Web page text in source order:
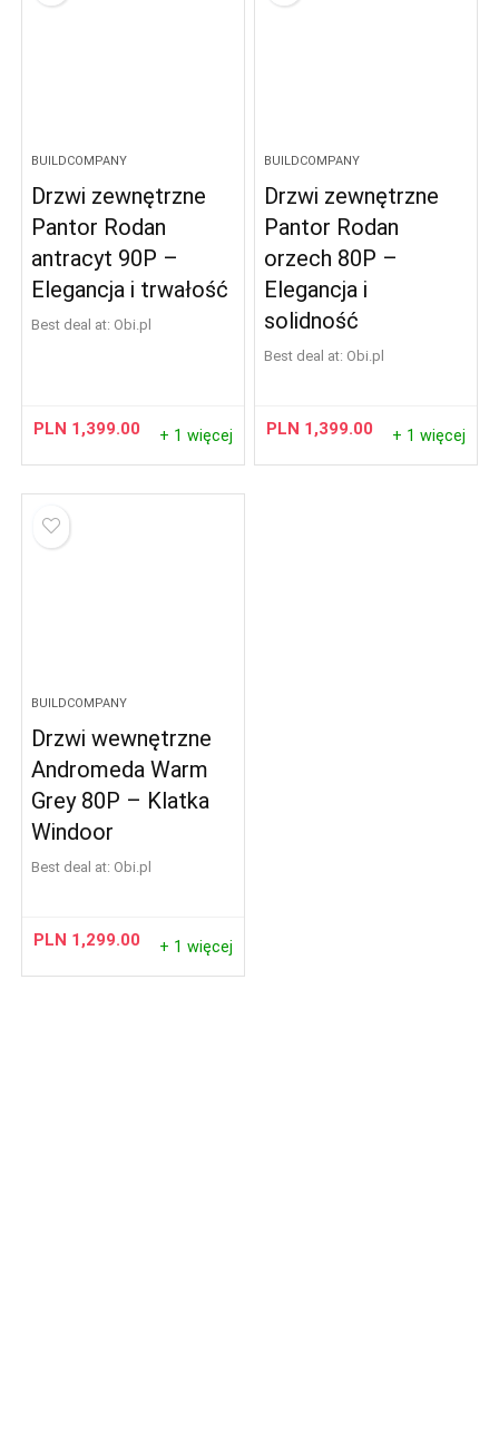
BUILDCOMPANY
Drzwi zewnętrzne
Pantor Rodan
antracyt 90P –
Elegancja i trwałość
Best deal at: obi.pl
PLN 1,399.00 + 1 więcej
BUILDCOMPANY
Drzwi zewnętrzne
Pantor Rodan
orzech 80P –
Elegancja i
solidność
Best deal at: obi.pl
PLN 1,399.00 + 1 więcej
BUILDCOMPANY
Drzwi wewnętrzne
Andromeda Warm
Grey 80P – Klatka
Windoor
Best deal at: obi.pl
PLN 1,299.00 + 1 więcej